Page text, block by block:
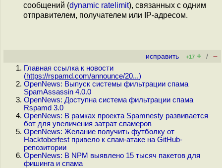
сообщений (dynamic ratelimit), связанных с одним
отправителем, получателем или IP-адресом.
исправить +17 + / –
Главная ссылка к новости
(https://rspamd.com/announce/20...)
OpenNews: Выпуск системы фильтрации спама
SpamAssassin 4.0.0
OpenNews: Доступна система фильтрации спама
Rspamd 3.0
OpenNews: В рамках проекта Spamnesty развивается
бот для увеличения затрат спамеров
OpenNews: Желание получить футболку от
Hacktoberfest привело к спам-атаке на GitHub-
репозитории
OpenNews: В NPM выявлено 15 тысяч пакетов для
фишинга и спама